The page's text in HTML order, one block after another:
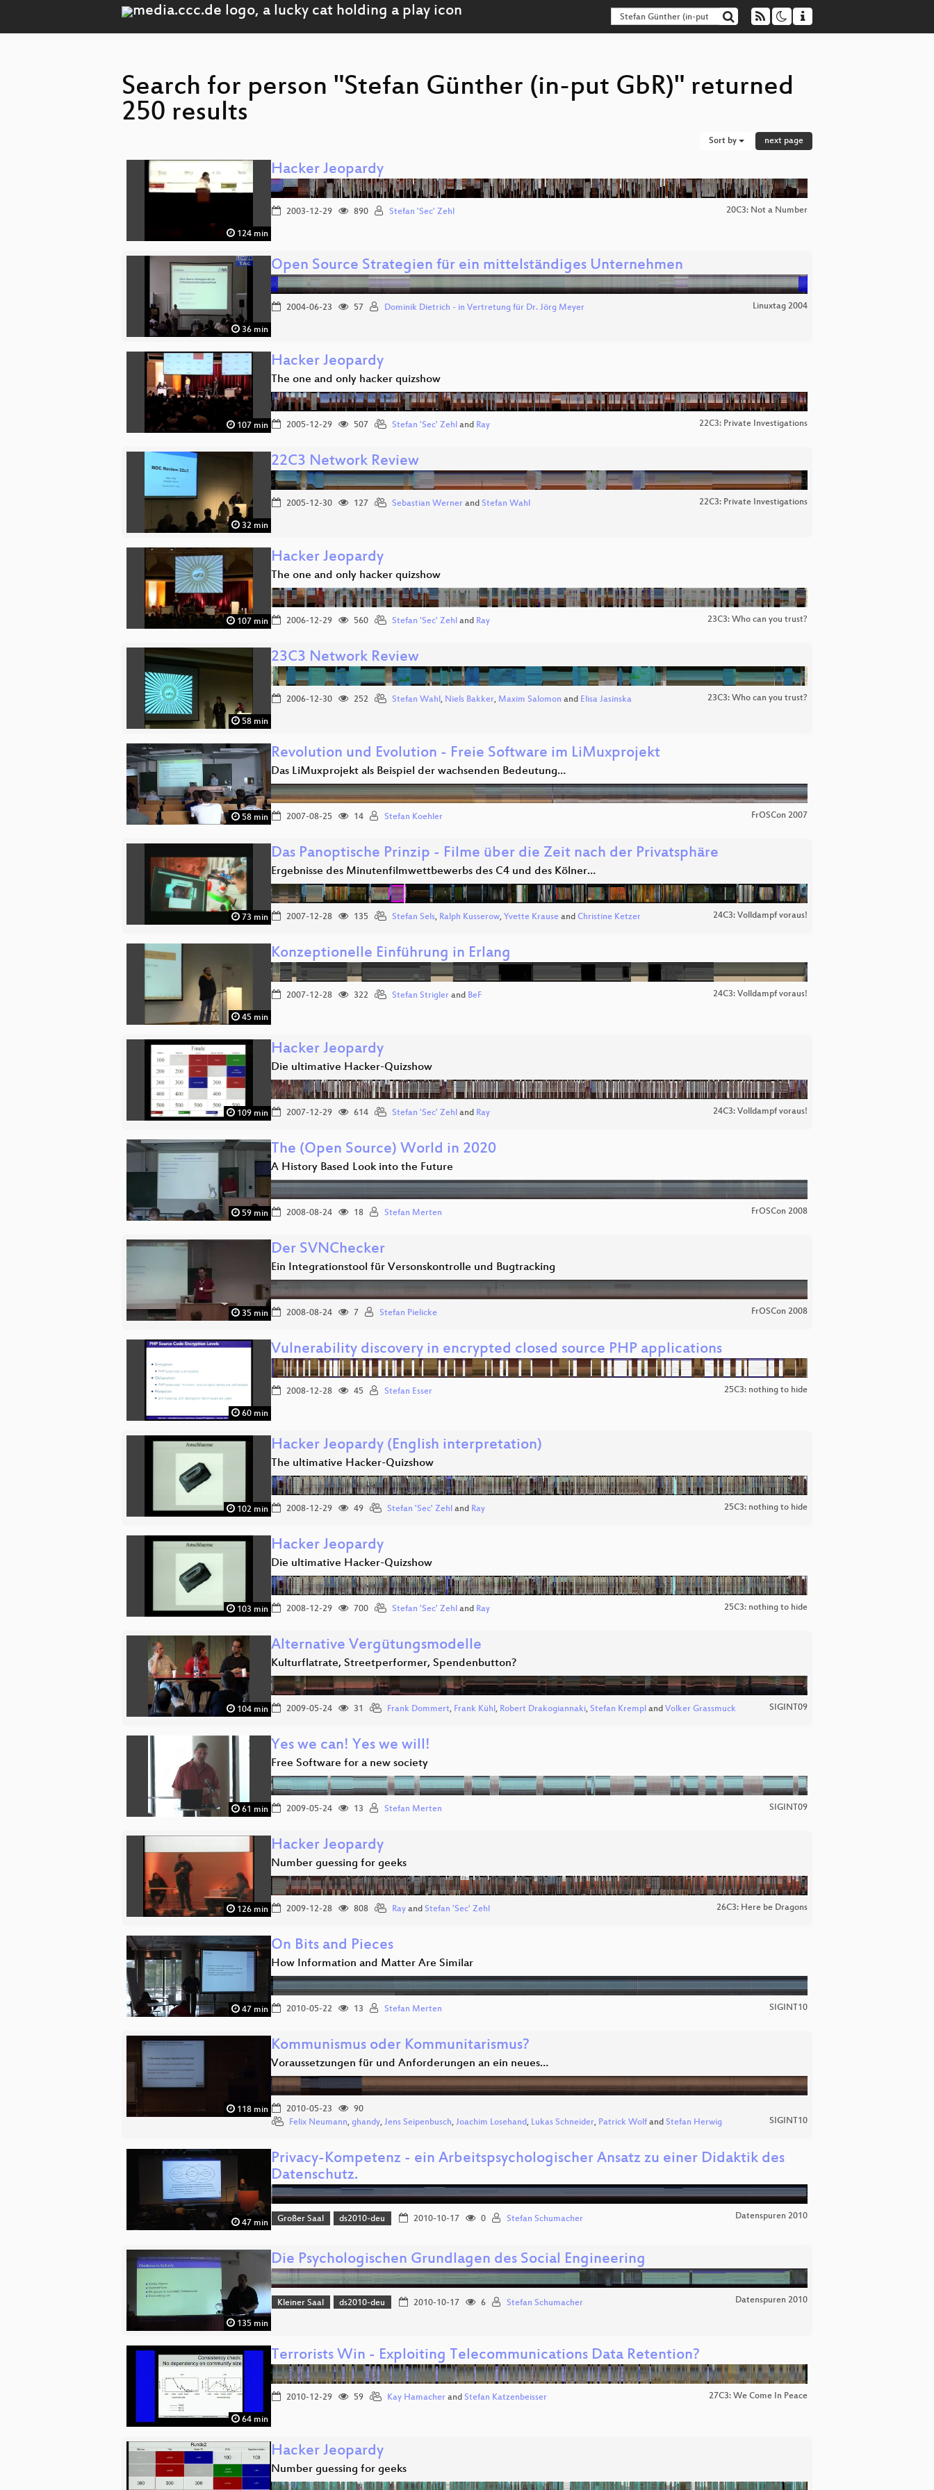
Search for person "Stefan Günther (in-put GbR)" returned
250 results
Sort by next page
124 min
Hacker Jeopardy
2003-12-29 890 Stefan 'Sec' Zehl 20C3: Not a Number
36 min
Open Source Strategien für ein mittelständiges Unternehmen
2004-06-23 57 Dominik Dietrich - in Vertretung für Dr. Jörg Meyer Linuxtag 2004
107 min
Hacker Jeopardy
The one and only hacker quizshow
2005-12-29 507 Stefan 'Sec' Zehl and Ray 22C3: Private Investigations
32 min
22C3 Network Review
2005-12-30 127 Sebastian Werner and Stefan Wahl 22C3: Private Investigations
107 min
Hacker Jeopardy
The one and only hacker quizshow
2006-12-29 560 Stefan 'Sec' Zehl and Ray 23C3: Who can you trust?
58 min
23C3 Network Review
2006-12-30 252 Stefan Wahl, Niels Bakker, Maxim Salomon and Elisa Jasinska 23C3: Who can you trust?
58 min
Revolution und Evolution - Freie Software im LiMuxprojekt
Das LiMuxprojekt als Beispiel der wachsenden Bedeutung…
2007-08-25 14 Stefan Koehler FrOSCon 2007
73 min
Das Panoptische Prinzip - Filme über die Zeit nach der Privatsphäre
Ergebnisse des Minutenfilmwettbewerbs des C4 und des Kölner…
2007-12-28 135 Stefan Sels, Ralph Kusserow, Yvette Krause and Christine Ketzer 24C3: Volldampf voraus!
45 min
Konzeptionelle Einführung in Erlang
2007-12-28 322 Stefan Strigler and BeF 24C3: Volldampf voraus!
109 min
Hacker Jeopardy
Die ultimative Hacker-Quizshow
2007-12-29 614 Stefan 'Sec' Zehl and Ray 24C3: Volldampf voraus!
59 min
The (Open Source) World in 2020
A History Based Look into the Future
2008-08-24 18 Stefan Merten FrOSCon 2008
35 min
Der SVNChecker
Ein Integrationstool für Versonskontrolle und Bugtracking
2008-08-24 7 Stefan Pielicke FrOSCon 2008
60 min
Vulnerability discovery in encrypted closed source PHP applications
2008-12-28 45 Stefan Esser 25C3: nothing to hide
102 min
Hacker Jeopardy (English interpretation)
The ultimative Hacker-Quizshow
2008-12-29 49 Stefan 'Sec' Zehl and Ray 25C3: nothing to hide
103 min
Hacker Jeopardy
Die ultimative Hacker-Quizshow
2008-12-29 700 Stefan 'Sec' Zehl and Ray 25C3: nothing to hide
104 min
Alternative Vergütungsmodelle
Kulturflatrate, Streetperformer, Spendenbutton?
2009-05-24 31 Frank Dommert, Frank Kühl, Robert Drakogiannaki, Stefan Krempl and Volker Grassmuck SIGINT09
61 min
Yes we can! Yes we will!
Free Software for a new society
2009-05-24 13 Stefan Merten SIGINT09
126 min
Hacker Jeopardy
Number guessing for geeks
2009-12-28 808 Ray and Stefan 'Sec' Zehl 26C3: Here be Dragons
47 min
On Bits and Pieces
How Information and Matter Are Similar
2010-05-22 13 Stefan Merten SIGINT10
118 min
Kommunismus oder Kommunitarismus?
Voraussetzungen für und Anforderungen an ein neues…
2010-05-23
90
Felix Neumann, ghandy, Jens Seipenbusch, Joachim Losehand, Lukas Schneider, Patrick Wolf and Stefan Herwig SIGINT10
47 min
Privacy-Kompetenz - ein Arbeitspsychologischer Ansatz zu einer Didaktik des
Datenschutz.
Großer Saal ds2010-deu 2010-10-17 0 Stefan Schumacher Datenspuren 2010
135 min
Die Psychologischen Grundlagen des Social Engineering
Kleiner Saal ds2010-deu 2010-10-17 6 Stefan Schumacher Datenspuren 2010
64 min
Terrorists Win - Exploiting Telecommunications Data Retention?
2010-12-29 59 Kay Hamacher and Stefan Katzenbeisser 27C3: We Come In Peace
Hacker Jeopardy
Number guessing for geeks